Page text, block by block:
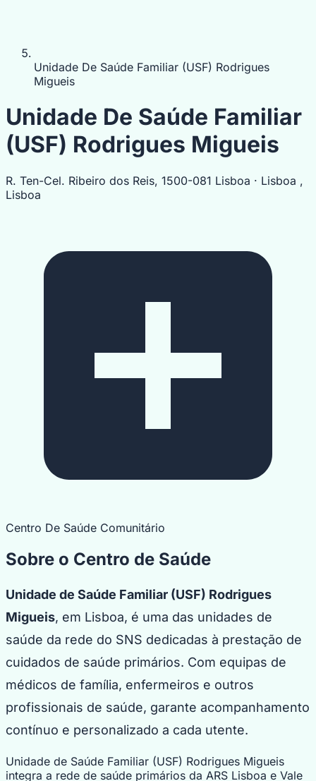
Unidade De Saúde Familiar (USF) Rodrigues
Migueis
Unidade De Saúde Familiar
(USF) Rodrigues Migueis
R. Ten-Cel. Ribeiro dos Reis, 1500-081 Lisboa · Lisboa ,
Lisboa
Centro De Saúde Comunitário
Sobre o Centro de Saúde
Unidade de Saúde Familiar (USF) Rodrigues
Migueis, em Lisboa, é uma das unidades de
saúde da rede do SNS dedicadas à prestação de
cuidados de saúde primários. Com equipas de
médicos de família, enfermeiros e outros
profissionais de saúde, garante acompanhamento
contínuo e personalizado a cada utente.
Unidade de Saúde Familiar (USF) Rodrigues Migueis
integra a rede de saúde primários da ARS Lisboa e Vale